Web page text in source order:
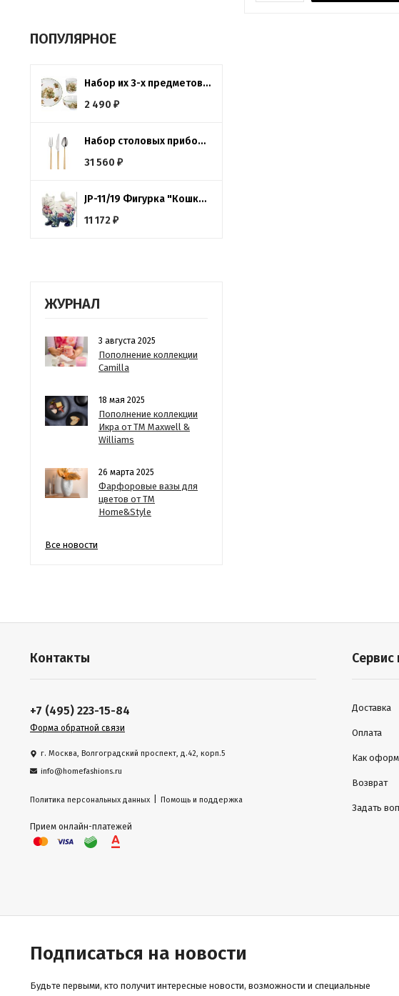
ПОПУЛЯРНОЕ
Набор их 3-х предметов Зайчата Imari
2 490 ₽
Набор столовых приборов, 18 шт. MILANO GOLD Hisar
31 560 ₽
JP-11/19 Фигурка "Кошка" (Pavone)
11 172 ₽
ЖУРНАЛ
3 августа 2025
Пополнение коллекции
Camilla
18 мая 2025
Пополнение коллекции
Икра от ТМ Maxwell &
Williams
26 марта 2025
Фарфоровые вазы для
цветов от ТМ
Home&Style
Все новости
Контакты
+7 (495) 223-15-84
Форма обратной связи
г. Москва, Волгоградский проспект, д.42, корп.5
info@homefashions.ru
Политика персональных данных Помощь и поддержка
Прием онлайн-платежей
Доставка
Оплата
Как
Возврат
Задать
Подписаться на новости
Будьте первыми, кто получит интересные новости, возможности и специальные